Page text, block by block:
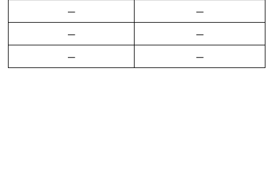
–
–
–
–
–
–